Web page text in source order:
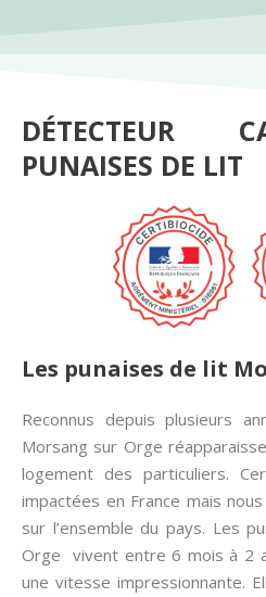
DÉTECTEUR
PUNAISES DE LIT
Les punaises de lit
Reconnus depuis plusieurs
Morsang sur Orge
logement des particuliers.
impactées en France mais
sur l’ensemble du pays. Les
Orge vivent entre 6 mois à 2
une vitesse impressionnante.